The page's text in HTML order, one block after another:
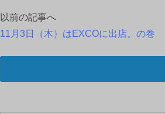
投
以前の記事へ
11月3日（木）はEXCOに出店。の巻